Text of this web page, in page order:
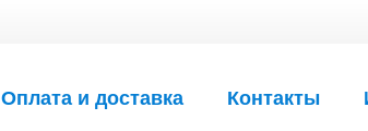
Оплата и доставка Контакты